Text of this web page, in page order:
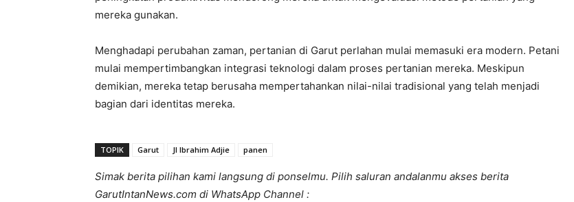
mereka gunakan.
Menghadapi perubahan zaman, pertanian di Garut perlahan mulai memasuki era modern. Petani
mulai mempertimbangkan integrasi teknologi dalam proses pertanian mereka. Meskipun
demikian, mereka tetap berusaha mempertahankan nilai-nilai tradisional yang telah menjadi
bagian dari identitas mereka.
TOPIK Garut Jl Ibrahim Adjie panen
Simak berita pilihan kami langsung di ponselmu. Pilih saluran andalanmu akses berita
GarutIntanNews.com di WhatsApp Channel :